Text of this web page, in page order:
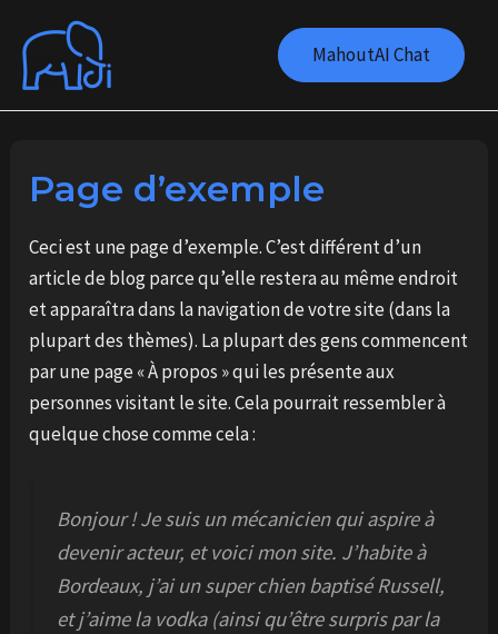
contenu
MahoutAI Chat
Page d’exemple
Ceci est une page d’exemple. C’est différent d’un
article de blog parce qu’elle restera au même endroit
et apparaîtra dans la navigation de votre site (dans la
plupart des thèmes). La plupart des gens commencent
par une page « À propos » qui les présente aux
personnes visitant le site. Cela pourrait ressembler à
quelque chose comme cela :
Bonjour ! Je suis un mécanicien qui aspire à
devenir acteur, et voici mon site. J’habite à
Bordeaux, j’ai un super chien baptisé Russell,
et j’aime la vodka (ainsi qu’être surpris par la